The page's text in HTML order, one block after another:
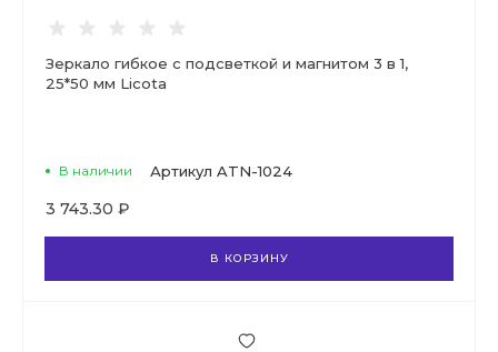
Зеркало гибкое с подсветкой и магнитом 3 в 1,
25*50 мм Licota
В наличии Артикул ATN-1024
3 743.30 ₽
В КОРЗИНУ